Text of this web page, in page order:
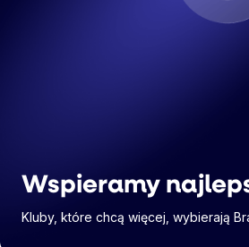
Wspieramy
Kluby, które chcą więcej, wybierają